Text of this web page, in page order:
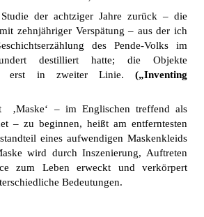
der achtziger Jahre zurück – die
zehnjähriger Verspätung – aus der ich
des Pende-Volks im
destilliert hatte; die Objekte
erst in zweiter Linie. („Inventing
‚Maske‘ – im Englischen treffend als
– zu beginnen, heißt am entferntesten
eines aufwendigen Maskenkleids
wird durch Inszenierung, Auftreten
zum Leben erweckt und verkörpert
Bedeutungen.